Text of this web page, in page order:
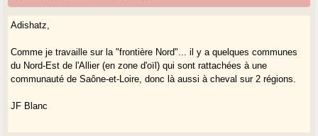
Adishatz,
Comme je travaille sur la "frontière Nord"... il y a quelques communes
du Nord-Est de l'Allier (en zone d'oïl) qui sont rattachées à une
communauté de Saône-et-Loire, donc là aussi à cheval sur 2 régions.
JF Blanc